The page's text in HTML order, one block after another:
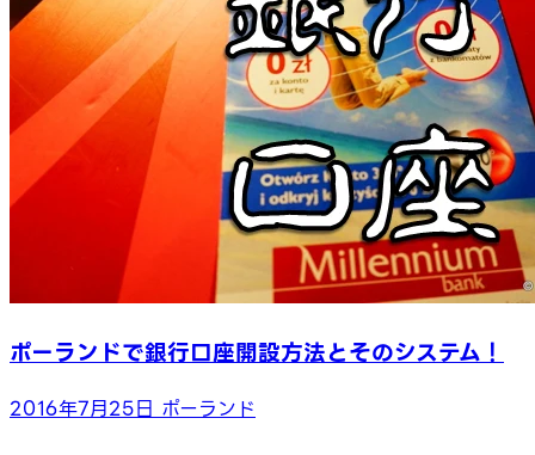
ポーランドで銀行口座開設方法とそのシステム！
2016年7月25日 ポーランド